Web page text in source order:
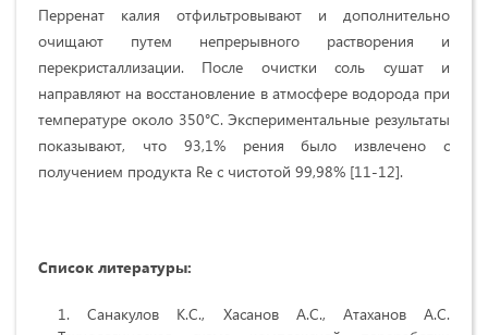
Перренат калия отфильтровывают и дополнительно
очищают путем непрерывного растворения и
перекристаллизации. После очистки соль сушат и
направляют на восстановление в атмосфере водорода при
температуре около 350°С. Экспериментальные результаты
показывают, что 93,1% рения было извлечено с
получением продукта Re с чистотой 99,98% [11-12].
Список литературы:
Санакулов К.С., Хасанов А.С., Атаханов А.С.